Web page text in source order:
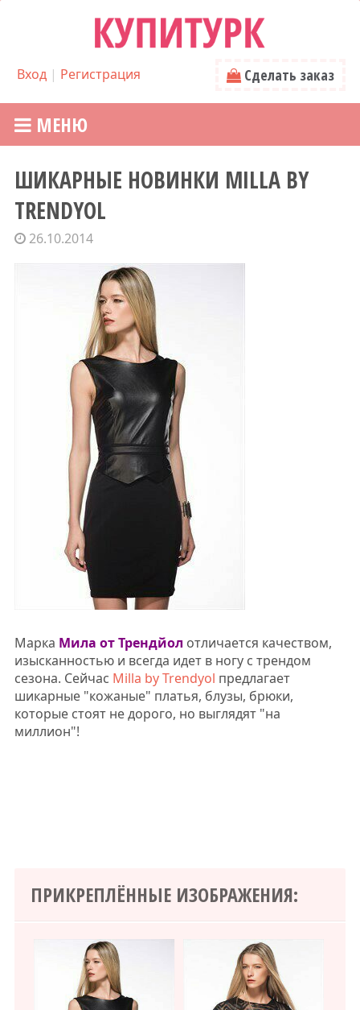
Вход| Регистрация Сделать заказ
МЕНЮ
ШИКАРНЫЕ НОВИНКИ MILLA BY
TRENDYOL
26.10.2014
Марка Мила от Трендйол отличается качеством,
изысканностью и всегда идет в ногу с трендом
сезона. Сейчас Milla by Trendyol предлагает
шикарные "кожаные" платья, блузы, брюки,
которые стоят не дорого, но выглядят "на
миллион"!
ПРИКРЕПЛЁННЫЕ ИЗОБРАЖЕНИЯ: